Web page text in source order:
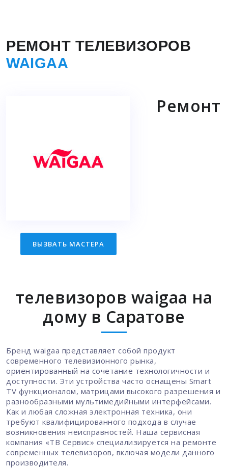
РЕМОНТ ТЕЛЕВИЗОРОВ
WAIGAA
ВЫЗВАТЬ МАСТЕРА
Ремонт
телевизоров waigaa на
дому в Саратове
Бренд waigaa представляет собой продукт
современного телевизионного рынка,
ориентированный на сочетание технологичности и
доступности. Эти устройства часто оснащены Smart
TV функционалом, матрицами высокого разрешения и
разнообразными мультимедийными интерфейсами.
Как и любая сложная электронная техника, они
требуют квалифицированного подхода в случае
возникновения неисправностей. Наша сервисная
компания «ТВ Сервис» специализируется на ремонте
современных телевизоров, включая модели данного
производителя.